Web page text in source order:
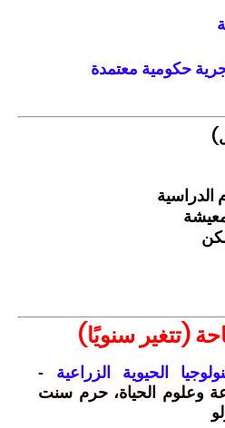
حكومية معتمدة
(تتغير سنويًا)
الحيوية الزراعية
-
وعلوم الحياة، حرم سنت